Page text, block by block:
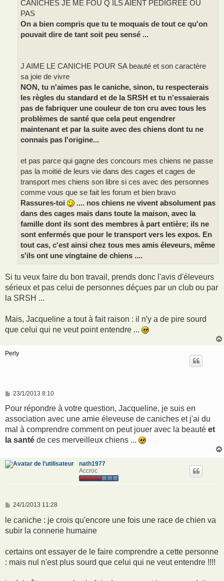
CANICHES JE ME FOU Q ILS AIENT PEDIGREE OU
PAS
On a bien compris que tu te moquais de tout ce qu'on
pouvait dire de tant soit peu sensé ...
J AIME LE CANICHE POUR SA beauté et son caractère
sa joie de vivre
NON, tu n'aimes pas le caniche, sinon, tu respecterais
les règles du standard et de la SRSH et tu n'essaierais
pas de fabriquer une couleur de ton cru avec tous les
problèmes de santé que cela peut engendrer
maintenant et par la suite avec des chiens dont tu ne
connais pas l'origine...
et pas parce qui gagne des concours mes chiens ne passe
pas la moitié de leurs vie dans des cages et cages de
transport mes chiens son libre si ces avec des personnes
comme vous que se fait les forum et bien bravo
Rassures-toi
.... nos chiens ne vivent absolument pas
dans des cages mais dans toute la maison, avec la
famille dont ils sont des membres à part entière; ils ne
sont enfermés que pour le transport vers les expos. En
tout cas, c'est ainsi chez tous mes amis éleveurs, même
s'ils ont une vingtaine de chiens ....
Si tu veux faire du bon travail, prends donc l'avis d'éleveurs
sérieux et pas celui de personnes déçues par un club ou par
la SRSH ...
Mais, Jacqueline a tout à fait raison : il n'y a de pire sourd
que celui qui ne veut point entendre ...
Perly
M
s
a
g
23/1/2013 8:10
Pour répondre à votre question, Jacqueline, je suis en
association avec une amie éleveuse de caniches et j'ai du
mal à comprendre comment on peut jouer avec la beauté et
la santé de ces merveilleux chiens ...
nath1977
Accroc
M
s
a
24/1/2013 11:28
le caniche : je crois qu'encore une fois une race de chien va
subir la connerie humaine
certains ont essayer de le faire comprendre a cette personne
: mais nul n'est plus sourd que celui qui ne veut entendre !!!!